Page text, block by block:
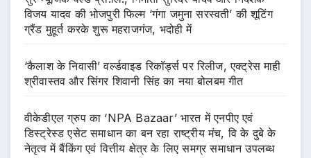
विजय यादव की भोजपुरी फिल्म ‘गंगा जमुना सरस्वती’ की शूटिंग
ग्रैंड मुहूर्त करके शुरू महराजगंज, भदोही में
‘कैलाश के निवासी’ वर्ल्डवाइड रिकॉर्ड्स पर रिलीज, एक्ट्रेस माही
श्रीवास्तव और सिंगर शिवानी सिंह का नया बोलबम गीत
वीकेडीएल ग्रुप का ‘NPA Bazaar’ भारत में एनपीए एवं
डिस्ट्रेस्ड एसेट समाधान का बन रहा राष्ट्रीय मंच, वि के दुबे के
नेतृत्व में बैंकिंग एवं वित्तीय क्षेत्र के लिए समग्र समाधान उपलब्ध